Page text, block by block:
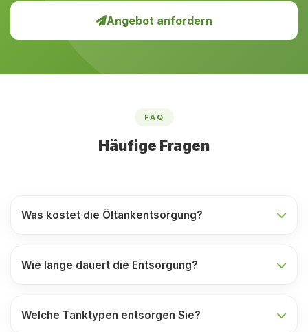
Angebot anfordern
FAQ
Häufige Fragen
Was kostet die Öltankentsorgung?
Wie lange dauert die Entsorgung?
Welche Tanktypen entsorgen Sie?